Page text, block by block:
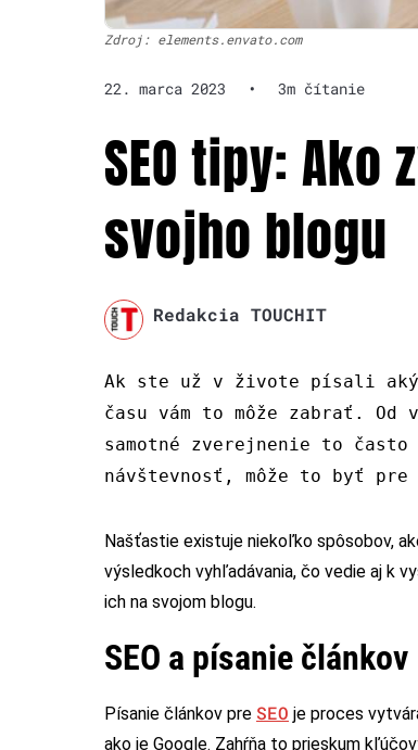
Zdroj: elements.envato.com
22. marca 2023 • 3m čítanie
SEO tipy:
svojho blogu
Redakcia TOUCHIT
Ak ste už v živote písali
času vám to môže zabrať. Od
samotné zverejnenie to
návštevnosť, môže to byť pre
Našťastie existuje niekoľko spôsobov,
výsledkoch vyhľadávania, čo vedie aj k
ich na svojom blogu.
SEO a písanie článkov
Písanie článkov pre SEO je proces
ako je Google. Zahŕňa to prieskum